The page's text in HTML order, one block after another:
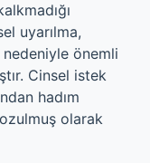
uyarılma,
önemli
Cinsel istek
hadım
olarak